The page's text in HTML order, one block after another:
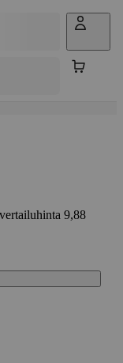
vertailuhinta 9,88